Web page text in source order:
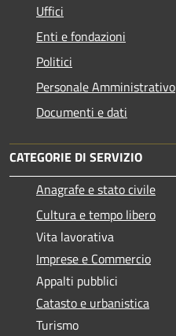
Uffici
Enti e fondazioni
Politici
Personale Amministrativo
Documenti e dati
CATEGORIE DI SERVIZIO
Anagrafe e stato civile
Cultura e tempo libero
Vita lavorativa
Imprese e Commercio
Appalti pubblici
Catasto e urbanistica
Turismo